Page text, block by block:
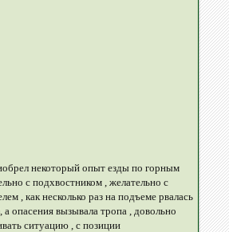
некоторый опыт езды по горным
с подхвостником , желательно с
, как несколько раз на подъеме рвалась
опасения вызывала тропа , довольно
ситуацию , с позиции